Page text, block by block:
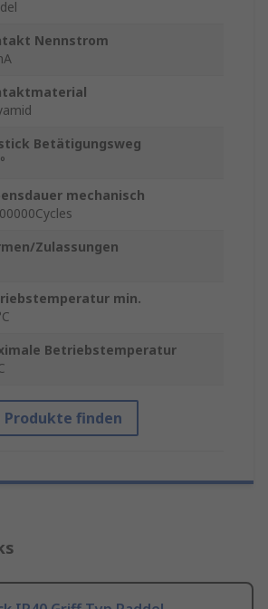
Nennstrom
Betätigungsweg
mechanisch
Zulassungen
min.
Betriebstemperatur
Produkte finden